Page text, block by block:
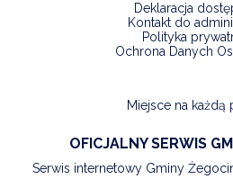
Deklaracja
Kontakt do
Polityka
Ochrona Danych
Miejsce na każdą
OFICJALNY SERWIS
Serwis internetowy Gminy